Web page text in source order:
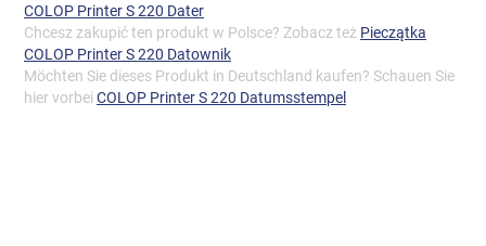
COLOP Printer S 220 Dater
Chcesz zakupić ten produkt w Polsce? Zobacz też Pieczątka
COLOP Printer S 220 Datownik
Möchten Sie dieses Produkt in Deutschland kaufen? Schauen Sie
hier vorbei COLOP Printer S 220 Datumsstempel